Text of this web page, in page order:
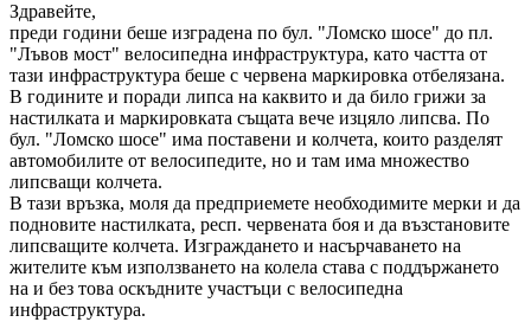
Здравейте,
преди години беше изградена по бул. "Ломско шосе" до пл.
"Лъвов мост" велосипедна инфраструктура, като частта от
тази инфраструктура беше с червена маркировка отбелязана.
В годините и поради липса на каквито и да било грижи за
настилката и маркировката същата вече изцяло липсва. По
бул. "Ломско шосе" има поставени и колчета, които разделят
автомобилите от велосипедите, но и там има множество
липсващи колчета.
В тази връзка, моля да предприемете необходимите мерки и да
подновите настилката, респ. червената боя и да възстановите
липсващите колчета. Изграждането и насърчаването на
жителите към използването на колела става с поддържането
на и без това оскъдните участъци с велосипедна
инфраструктура.